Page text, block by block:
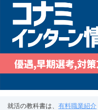
就活の教科書は、 有料職業紹介